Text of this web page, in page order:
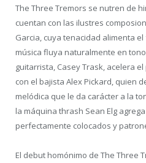
The Three Tremors se nutren de
cuentan con las ilustres
Garcia, cuya tenacidad alimenta
música fluya naturalmente en
guitarrista, Casey Trask, acelera
con el bajista Alex Pickard, quien
melódica que le da carácter a la
la máquina thrash Sean Elg
perfectamente colocados y
El debut homónimo de The Three